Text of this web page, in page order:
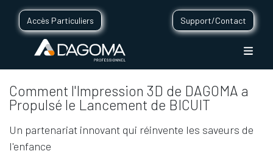
Accès Particuliers Support/Contact
Comment l'Impression 3D de DAGOMA a
Propulsé le Lancement de BICUIT
Un partenariat innovant qui réinvente les saveurs de
l'enfance